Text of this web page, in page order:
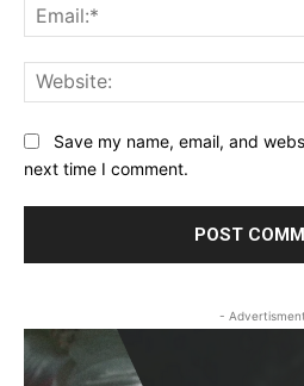
Save my name, email, and
next time I comment.
-